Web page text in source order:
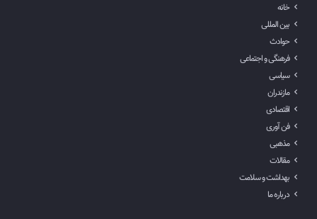
خانه
بین المللی
حوادث
فرهنگی و اجتماعی
سیاسی
مازندران
اقتصادی
فن آوری
مذهبی
مقالات
بهداشت و سلامت
درباره ما